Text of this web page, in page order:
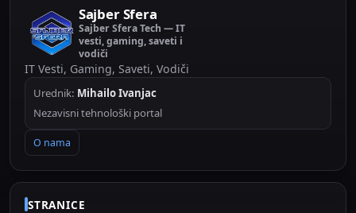
Sajber Sfera
Sajber Sfera Tech — IT
vesti, gaming, saveti i
vodiči
IT Vesti, Gaming, Saveti, Vodiči
Urednik: Mihailo Ivanjac
Nezavisni tehnološki portal
O nama
STRANICE